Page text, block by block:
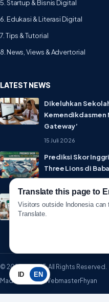
5. Startup & Bisnis Digital
6. Edukasi & Literasi Digital
7. Tips & Tutorial
8. News, Views & Advertorial
LATEST NEWS
Dikeluhkan
Kemendikdasmen
Gateway’
15 Juli 2026
Prediksi Skor
Three Lions di
© 2026 WartaIT. All Rights Reserved.
Made with ♥ by WebmasterFhyan
ID EN
Translate this page to
Visitors outside Indonesia can
Translate.